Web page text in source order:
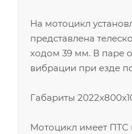
На мотоцикл
представлена
ходом 39 мм. В паре
вибрации при езде
Габариты
Мотоцикл имеет ПТС